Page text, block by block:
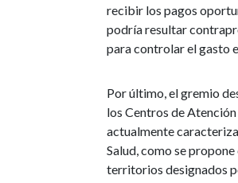
recibir los pagos
podría resultar
para controlar el gasto
Por último, el gremio
los Centros de
actualmente caracteriza
Salud, como se
territorios designados